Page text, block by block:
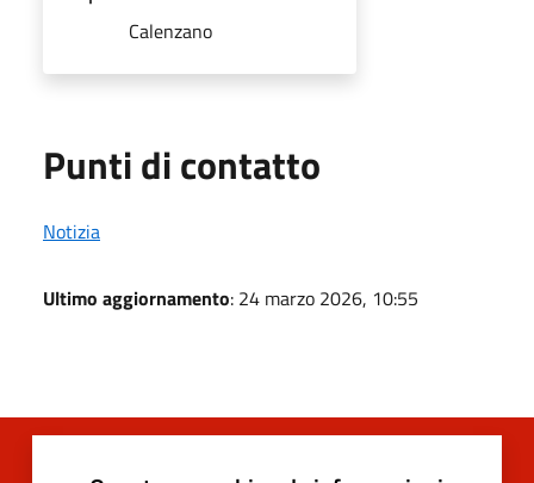
Calenzano
Punti di contatto
Notizia
Ultimo aggiornamento: 24 marzo 2026, 10:55